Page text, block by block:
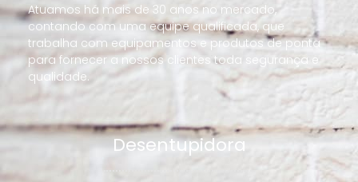
Atuamos há mais de 30 anos no mercado,
contando com uma equipe qualificada, que
trabalha com equipamentos e produtos de ponta
para fornecer a nossos clientes toda segurança e
qualidade.
Desentupidora